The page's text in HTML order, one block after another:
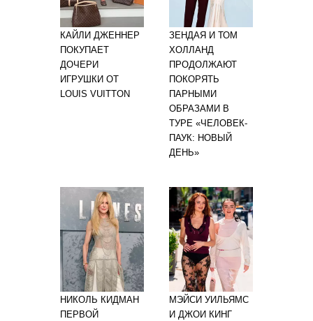
КАЙЛИ ДЖЕННЕР
ПОКУПАЕТ
ДОЧЕРИ
ИГРУШКИ ОТ
LOUIS VUITTON
ЗЕНДАЯ И ТОМ
ХОЛЛАНД
ПРОДОЛЖАЮТ
ПОКОРЯТЬ
ПАРНЫМИ
ОБРАЗАМИ В
ТУРЕ «ЧЕЛОВЕК-
ПАУК: НОВЫЙ
ДЕНЬ»
НИКОЛЬ КИДМАН
ПЕРВОЙ
МЭЙСИ УИЛЬЯМС
И ДЖОИ КИНГ